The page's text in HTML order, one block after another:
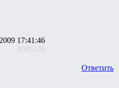
17:41:46
#995276
Ответить